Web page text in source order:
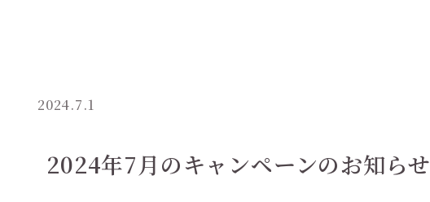
2024.7.1
2024年7月のキャンペーンのお知らせ